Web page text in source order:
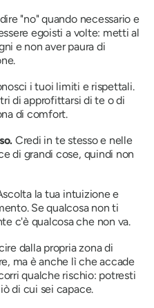
"no" quando necessario e
egoisti a volte: metti al
e non aver paura di
i tuoi limiti e rispettali.
di approfittarsi di te o di
di comfort.
Credi in te stesso e nelle
di grandi cose, quindi non
la tua intuizione e
Se qualcosa non ti
c'è qualcosa che non va.
dalla propria zona di
ma è anche lì che accade
qualche rischio: potresti
di cui sei capace.